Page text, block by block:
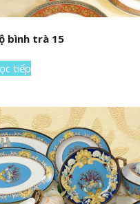
bình trà 15
tiếp